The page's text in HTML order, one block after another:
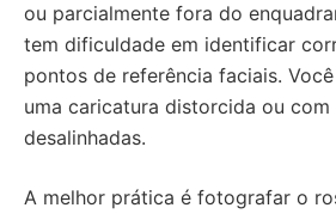
ou parcialmente fora do
tem dificuldade em identificar
pontos de referência faciais.
uma caricatura distorcida ou
desalinhadas.
A melhor prática é fotografar o